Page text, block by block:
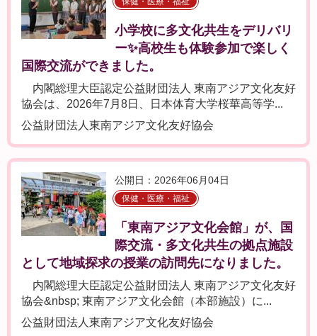
小学校に多文化共生をデリバリ
ー✨高校生も体験参加で楽しく
国際交流ができました。
内閣総理大臣認定公益財団法人 東南アジア文化友好
協会は、2026年7月8日、日本体育大学桜華高等学...
公益財団法人東南アジア文化友好協会
公開日：2026年06月04日
保健・医療・福祉
「東南アジア文化会館」が、国
際交流・多文化共生の拠点施設
として地域探求の授業の訪問先になりました。
内閣総理大臣認定公益財団法人 東南アジア文化友好
協会&nbsp; 東南アジア文化会館（本部施設）に...
公益財団法人東南アジア文化友好協会